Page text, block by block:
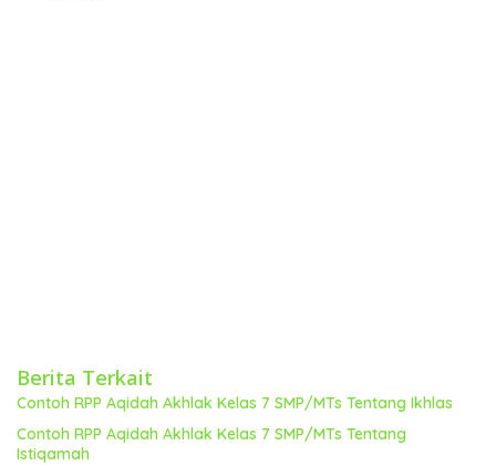
Berita Terkait
Contoh RPP Aqidah Akhlak Kelas 7 SMP/MTs Tentang Ikhlas
Contoh RPP Aqidah Akhlak Kelas 7 SMP/MTs Tentang
Istiqamah